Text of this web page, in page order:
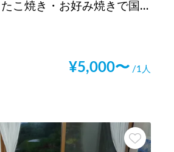
【外国人限定】たこ焼き・お好み焼きで国際交流
¥5,000〜 /1人